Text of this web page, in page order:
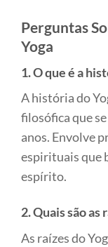
Perguntas
Yoga
1. O que é a
A história do
filosófica que
anos. Envolve
espirituais que
espírito.
2. Quais são as
As raízes do